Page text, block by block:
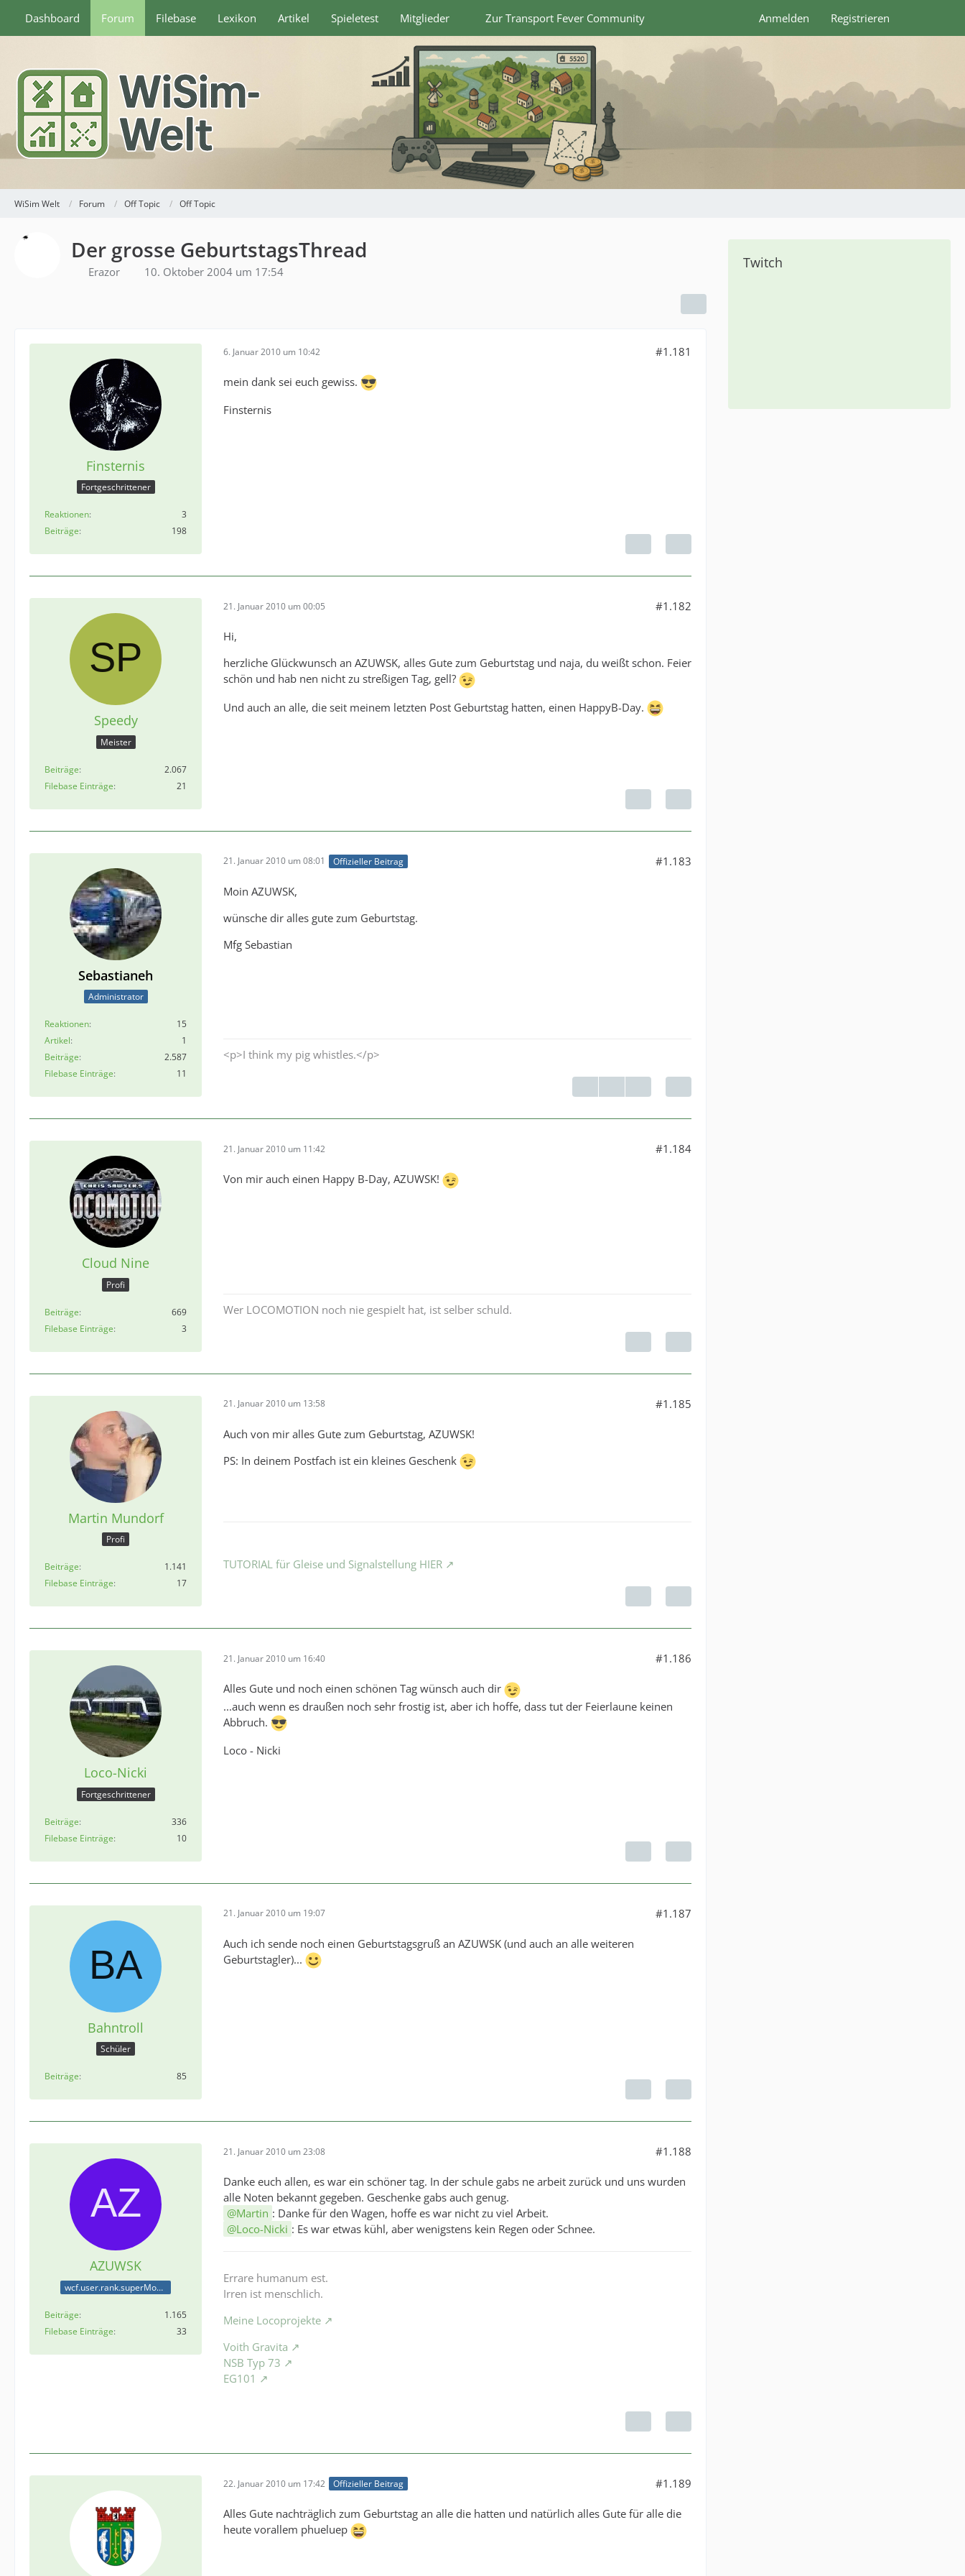
Dashboard Forum Filebase Lexikon Artikel Spieletest Mitglieder Zur Transport Fever Community Anmelden Registrieren
WiSim Welt Forum Off Topic Off Topic
Der grosse GeburtstagsThread
Erazor 10. Oktober 2004 um 17:54
Finsternis
Fortgeschrittener
Reaktionen
3
Beiträge
198
6. Januar 2010 um 10:42 #1.181
mein dank sei euch gewiss.
Finsternis
Speedy
Meister
Beiträge
2.067
Filebase Einträge
21
21. Januar 2010 um 00:05 #1.182
Hi,
herzliche Glückwunsch an AZUWSK, alles Gute zum Geburtstag und naja, du weißt schon. Feier
schön und hab nen nicht zu streßigen Tag, gell?
Und auch an alle, die seit meinem letzten Post Geburtstag hatten, einen HappyB-Day.
Sebastianeh
Administrator
Reaktionen
15
Artikel
1
Beiträge
2.587
Filebase Einträge
11
21. Januar 2010 um 08:01 Offizieller Beitrag #1.183
Moin AZUWSK,
wünsche dir alles gute zum Geburtstag.
Mfg Sebastian
<p>I think my pig whistles.</p>
Cloud Nine
Profi
Beiträge
669
Filebase Einträge
3
21. Januar 2010 um 11:42 #1.184
Von mir auch einen Happy B-Day, AZUWSK!
Wer LOCOMOTION noch nie gespielt hat, ist selber schuld.
Martin Mundorf
Profi
Beiträge
1.141
Filebase Einträge
17
21. Januar 2010 um 13:58 #1.185
Auch von mir alles Gute zum Geburtstag, AZUWSK!
PS: In deinem Postfach ist ein kleines Geschenk
TUTORIAL für Gleise und Signalstellung HIER
Loco-Nicki
Fortgeschrittener
Beiträge
336
Filebase Einträge
10
21. Januar 2010 um 16:40 #1.186
Alles Gute und noch einen schönen Tag wünsch auch dir
...auch wenn es draußen noch sehr frostig ist, aber ich hoffe, dass tut der Feierlaune keinen
Abbruch.
Loco - Nicki
Bahntroll
Schüler
Beiträge 85
21. Januar 2010 um 19:07 #1.187
Auch ich sende noch einen Geburtstagsgruß an AZUWSK (und auch an alle weiteren
Geburtstagler)...
AZUWSK
wcf.user.rank.superModerator
Beiträge
1.165
Filebase Einträge
33
21. Januar 2010 um 23:08 #1.188
Danke euch allen, es war ein schöner tag. In der schule gabs ne arbeit zurück und uns wurden
alle Noten bekannt gegeben. Geschenke gabs auch genug.
Martin : Danke für den Wagen, hoffe es war nicht zu viel Arbeit.
Loco-Nicki : Es war etwas kühl, aber wenigstens kein Regen oder Schnee.
Errare humanum est.
Irren ist menschlich.
Meine Locoprojekte
Voith Gravita
NSB Typ 73
EG101
22. Januar 2010 um 17:42 Offizieller Beitrag #1.189
Alles Gute nachträglich zum Geburtstag an alle die hatten und natürlich alles Gute für alle die
heute vorallem phueluep
Twitch